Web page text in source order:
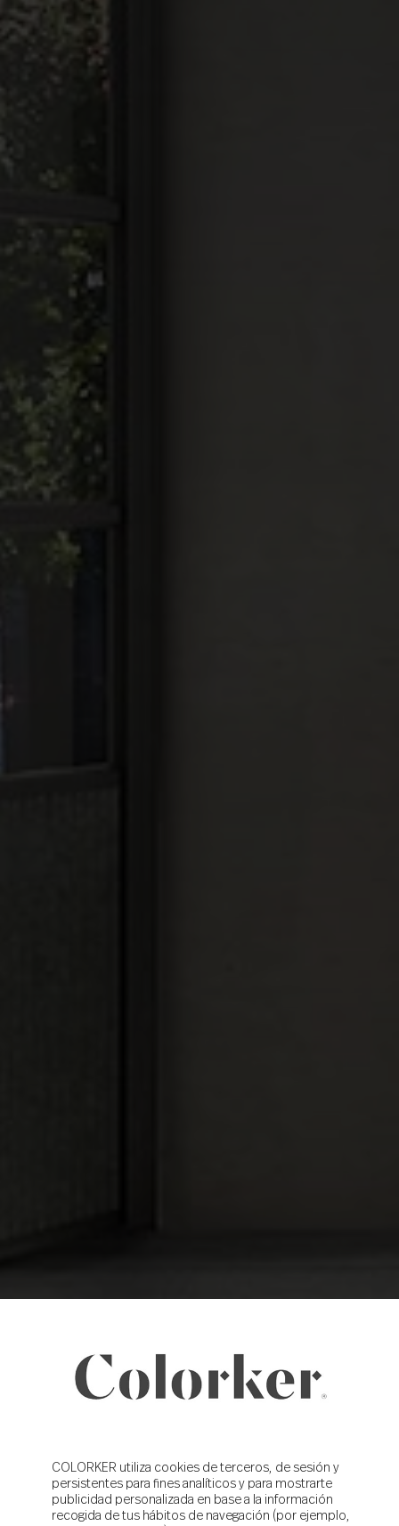
COLORKER utiliza cookies de terceros, de sesión y
persistentes para fines analíticos y para mostrarte
publicidad personalizada en base a la información
recogida de tus hábitos de navegación (por ejemplo,